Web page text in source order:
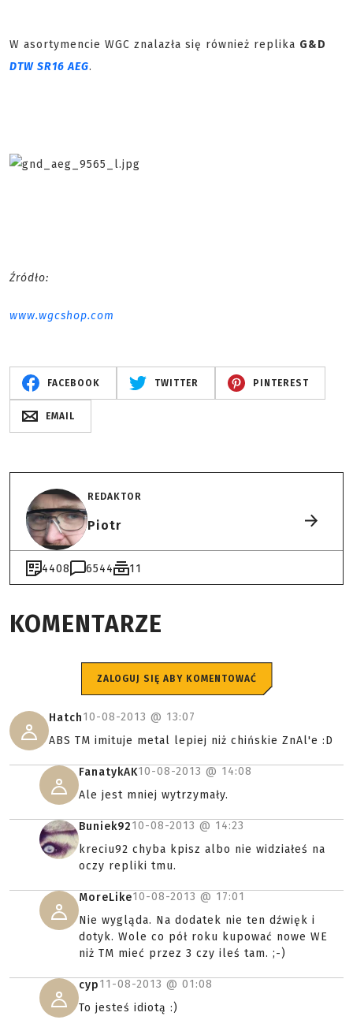
W asortymencie WGC znalazła się również replika G&D
DTW SR16 AEG.
Źródło:
www.wgcshop.com
FACEBOOK TWITTER PINTEREST
EMAIL
REDAKTOR
Piotr
4408 6544 11
KOMENTARZE
ZALOGUJ SIĘ ABY KOMENTOWAĆ
Hatch10-08-2013 @ 13:07
ABS TM imituje metal lepiej niż chińskie ZnAl'e :D
FanatykAK10-08-2013 @ 14:08
Ale jest mniej wytrzymały.
Buniek9210-08-2013 @ 14:23
kreciu92 chyba kpisz albo nie widziałeś na
oczy repliki tmu.
MoreLike10-08-2013 @ 17:01
Nie wygląda. Na dodatek nie ten dźwięk i
dotyk. Wole co pół roku kupować nowe WE
niż TM mieć przez 3 czy ileś tam. ;-)
cyp11-08-2013 @ 01:08
To jesteś idiotą :)